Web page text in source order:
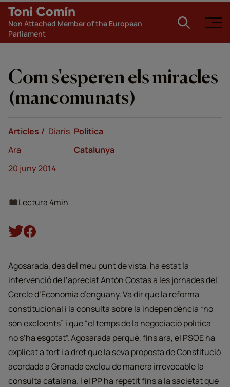
Non Attached Member of the European
Parliament
Com s'esperen els miracles
(mancomunats)
Articles
Diaris
Ara
20 juny 2014
Política
Catalunya
Lectura 4min
Agosarada, des del meu punt de vista, ha estat la
intervenció de l’apreciat Antón Costas a les jornades del
Cercle d’Economia d’enguany. Va dir que la reforma
constitucional i la consulta sobre la independència “no
són excloents” i que “el temps de la negociació política
no s’ha esgotat”. Agosarada perquè, fins ara, el PSOE ha
explicat a tort i a dret que la seva proposta de Constitució
acordada a Granada exclou de manera irrevocable la
consulta catalana. I el PP ha repetit fins a la sacietat que